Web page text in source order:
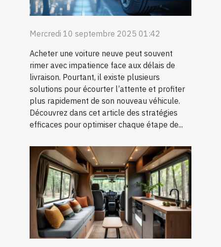
Mercredi 10 septembre 2025 01:42
Acheter une voiture neuve peut souvent
rimer avec impatience face aux délais de
livraison. Pourtant, il existe plusieurs
solutions pour écourter l’attente et profiter
plus rapidement de son nouveau véhicule.
Découvrez dans cet article des stratégies
efficaces pour optimiser chaque étape de...